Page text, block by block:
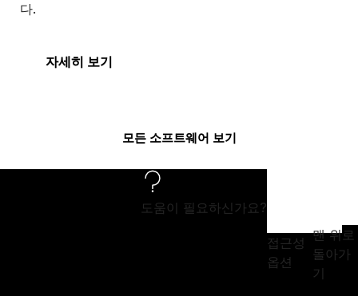
다.
자세히 보기
모든 소프트웨어 보기
도움이 필요하신가요?
접근성
옵션
맨 위로
돌아가
기